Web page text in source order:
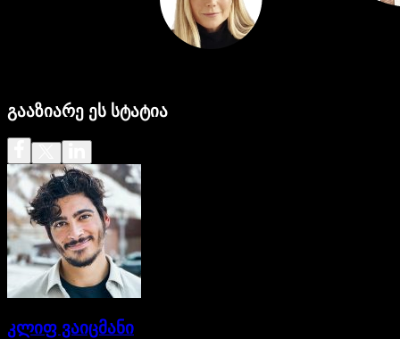
გააზიარე ეს სტატია
კლიფ ვაიცმანი